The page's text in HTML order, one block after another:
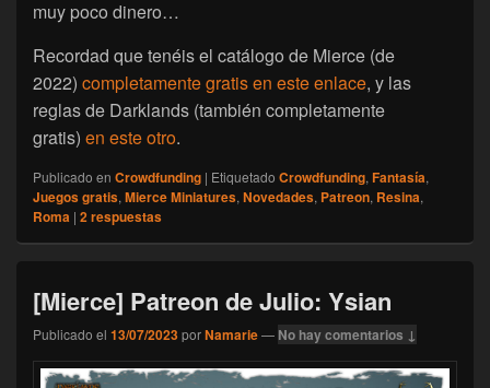
muy poco dinero…
Recordad que tenéis el catálogo de Mierce (de
2022) completamente gratis en este enlace, y las
reglas de Darklands (también completamente
gratis) en este otro.
Publicado en Crowdfunding | Etiquetado Crowdfunding, Fantasía,
Juegos gratis, Mierce Miniatures, Novedades, Patreon, Resina,
Roma | 2respuestas
[Mierce] Patreon de Julio: Ysian
Publicado el 13/07/2023porNamarie— No hay comentarios ↓